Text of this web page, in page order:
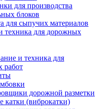
для производства
блоков
для сыпучих материалов
техника для дорожных
и техника для
работ
дорожной разметки
катки (виброкатки)